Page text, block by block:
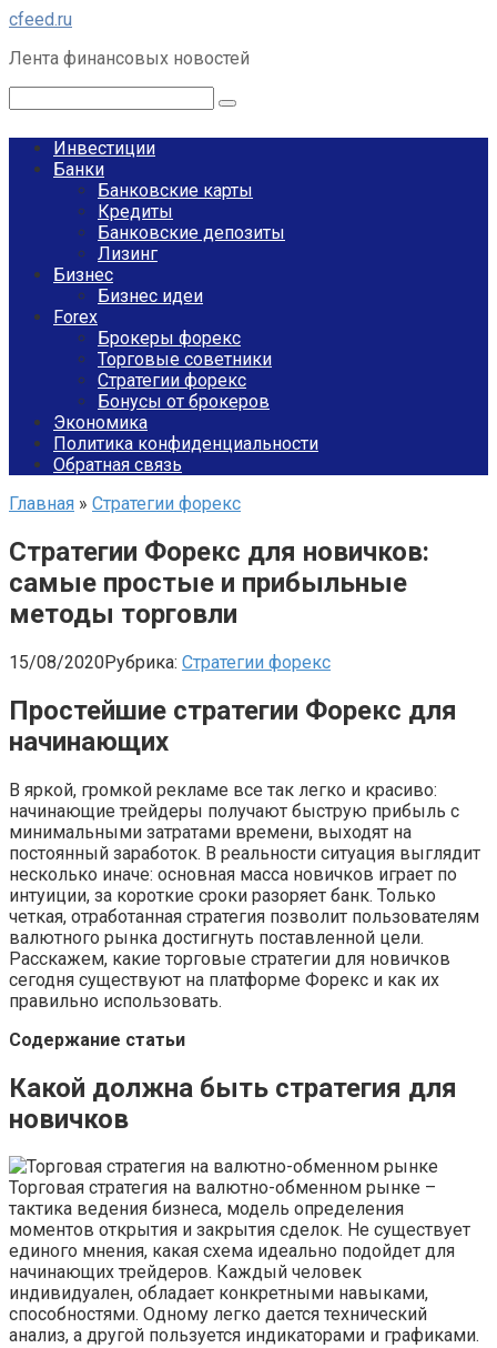
Перейти
контенту
cfeed.ru
Лента финансовых новостей
Инвестиции
Банки
Банковские карты
Кредиты
Банковские депозиты
Лизинг
Бизнес
Бизнес идеи
Forex
Брокеры форекс
Торговые советники
Стратегии форекс
Бонусы от брокеров
Экономика
Политика конфиденциальности
Обратная связь
Главная » Стратегии форекс
Стратегии Форекс для новичков:
самые простые и прибыльные
методы торговли
15/08/2020Рубрика: Стратегии форекс
Простейшие стратегии Форекс для
начинающих
В яркой, громкой рекламе все так легко и красиво:
начинающие трейдеры получают быструю прибыль с
минимальными затратами времени, выходят на
постоянный заработок. В реальности ситуация выглядит
несколько иначе: основная масса новичков играет по
интуиции, за короткие сроки разоряет банк. Только
четкая, отработанная стратегия позволит пользователям
валютного рынка достигнуть поставленной цели.
Расскажем, какие торговые стратегии для новичков
сегодня существуют на платформе Форекс и как их
правильно использовать.
Содержание статьи
Какой должна быть стратегия для
новичков
Торговая стратегия на валютно-обменном рынке –
тактика ведения бизнеса, модель определения
моментов открытия и закрытия сделок. Не существует
единого мнения, какая схема идеально подойдет для
начинающих трейдеров. Каждый человек
индивидуален, обладает конкретными навыками,
способностями. Одному легко дается технический
анализ, а другой пользуется индикаторами и графиками.